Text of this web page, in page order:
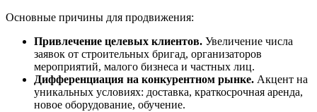
Основные причины для продвижения:
Привлечение целевых клиентов. Увеличение числа
заявок от строительных бригад, организаторов
мероприятий, малого бизнеса и частных лиц.
Дифференциация на конкурентном рынке. Акцент на
уникальных условиях: доставка, краткосрочная аренда,
новое оборудование, обучение.